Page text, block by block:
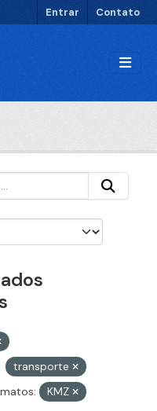
Entrar Contato
transporte
KMZ